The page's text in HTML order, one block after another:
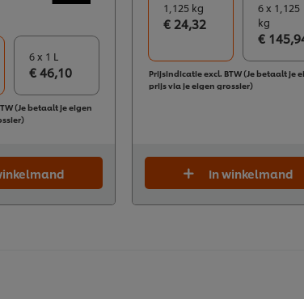
6 x 1 L
€ 46,10
(Je betaalt je eigen
1,125 kg
€ 24,32
6 x 1,125
kg
€
Prijsindicatie excl. BTW (Je betaalt je
prijs via je eigen grossier)
In winkelmand